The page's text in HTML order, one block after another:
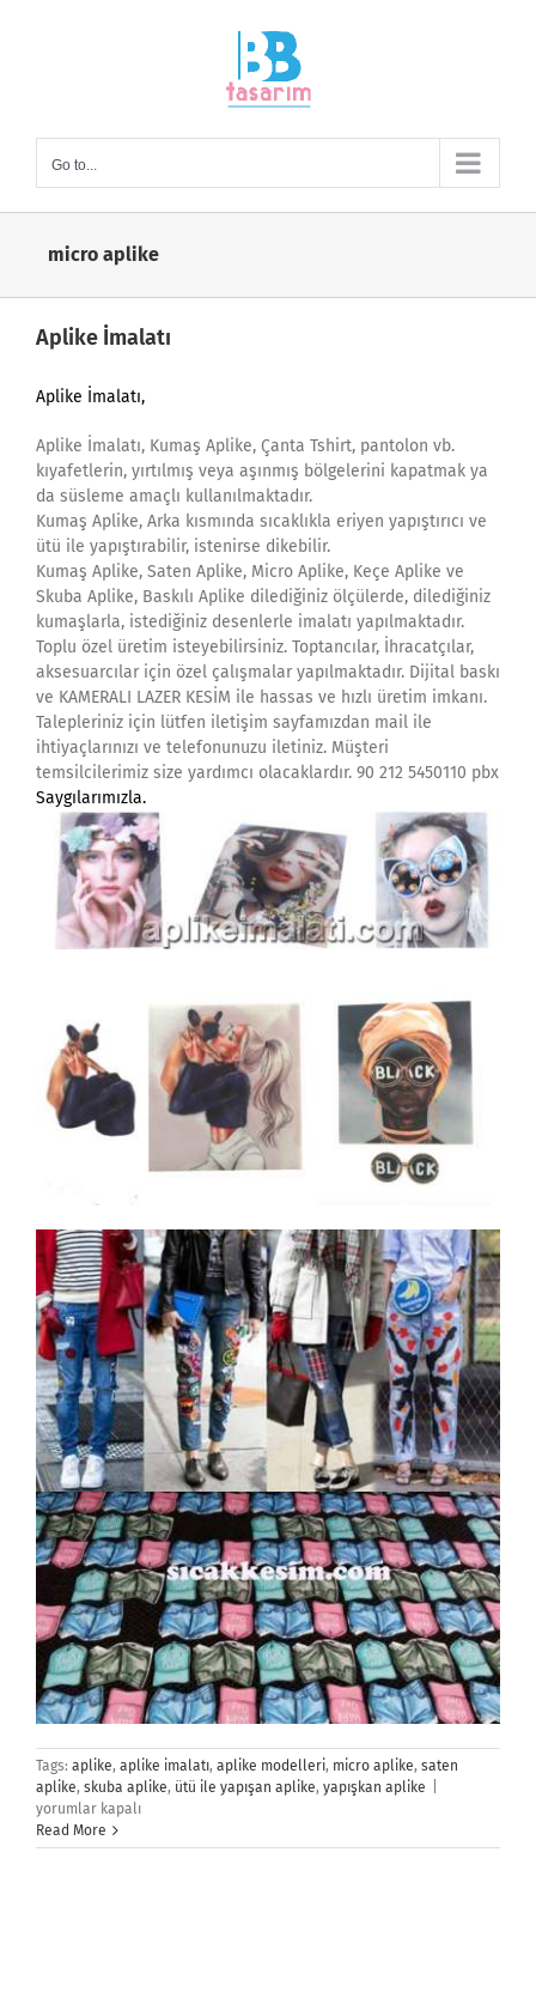
Go to...
micro aplike
Aplike İmalatı
Aplike İmalatı,
Aplike İmalatı, Kumaş Aplike, Çanta Tshirt, pantolon vb.
kıyafetlerin, yırtılmış veya aşınmış bölgelerini kapatmak ya
da süsleme amaçlı kullanılmaktadır.
Kumaş Aplike, Arka kısmında sıcaklıkla eriyen yapıştırıcı ve
ütü ile yapıştırabilir, istenirse dikebilir.
Kumaş Aplike, Saten Aplike, Micro Aplike, Keçe Aplike ve
Skuba Aplike, Baskılı Aplike dilediğiniz ölçülerde, dilediğiniz
kumaşlarla, istediğiniz desenlerle imalatı yapılmaktadır.
Toplu özel üretim isteyebilirsiniz. Toptancılar, İhracatçılar,
aksesuarcılar için özel çalışmalar yapılmaktadır. Dijital baskı
ve KAMERALI LAZER KESİM ile hassas ve hızlı üretim imkanı.
Talepleriniz için lütfen iletişim sayfamızdan mail ile
ihtiyaçlarınızı ve telefonunuzu iletiniz. Müşteri
temsilcilerimiz size yardımcı olacaklardır. 90 212 5450110 pbx
Saygılarımızla.
Tags: aplike, aplike imalatı, aplike modelleri, micro aplike, saten
aplike, skuba aplike, ütü ile yapışan aplike, yapışkan aplike
yorumlar kapalı
Read More